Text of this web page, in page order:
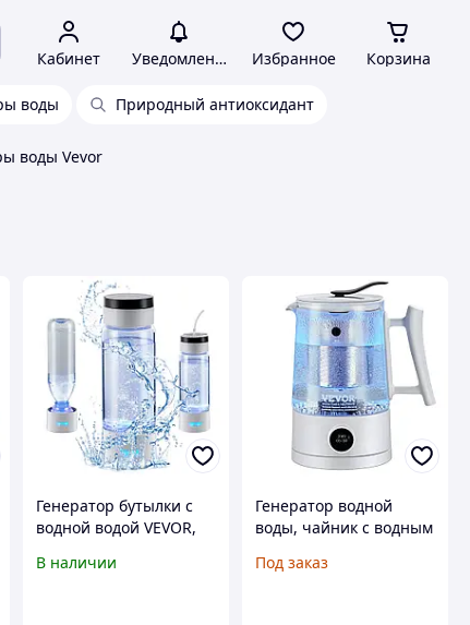
Кабинет Уведомления Избранное Корзина
воды Природный антиоксидант
воды Vevor
Генератор бутылки с
водной водой VEVOR,
чайник 380 мл,
В наличии
Генератор водной
воды, чайник с водным
емкости 1,5 л,
Под заказ